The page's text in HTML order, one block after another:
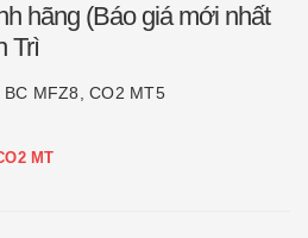
hãng (Báo giá mới nhất
Trì
MFZ8, CO2 MT5
MT